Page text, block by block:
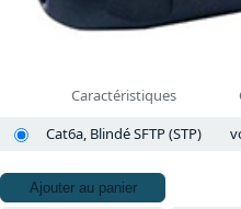
Caractéristiques
Cat6a, Blindé SFTP (STP)
Ajouter au panier